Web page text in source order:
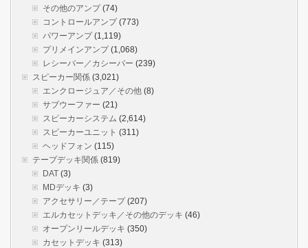
その他のアンプ(74)
コントロールアンプ(773)
パワーアンプ(1,119)
プリメインアンプ(1,068)
レシーバー／カシーバー (239)
スピーカー関係 (3,021)
エンクロージュア／その他 (8)
サブウーファー (21)
スピーカーシステム (2,614)
スピーカーユニット (311)
ヘッドフォン (115)
テープデッキ関係 (819)
DAT (3)
MDデッキ (3)
アクセサリー／テープ(207)
エルカセットデッキ／その他のデッキ (46)
オープンリールデッキ (350)
カセットデッキ (313)